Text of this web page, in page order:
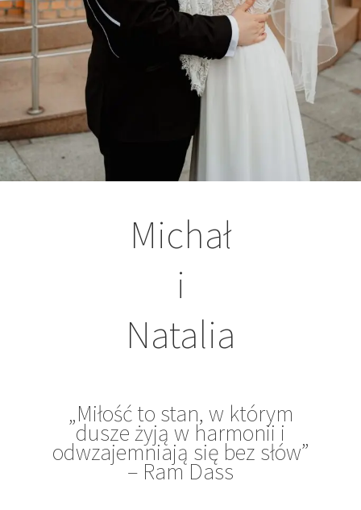
Michał
i
Natalia
„Miłość to stan, w którym
dusze żyją w harmonii i
odwzajemniają się bez słów”
– Ram Dass